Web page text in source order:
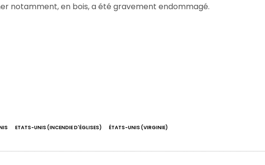
notamment, en bois, a été gravement endommagé.
ETATS-UNIS (INCENDIE D'ÉGLISES) ÉTATS-UNIS (VIRGINIE)